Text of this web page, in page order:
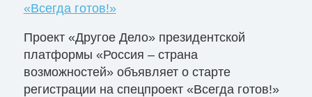
«Всегда готов!»
Проект «Другое Дело» президентской
платформы «Россия – страна
возможностей» объявляет о старте
регистрации на спецпроект «Всегда готов!»